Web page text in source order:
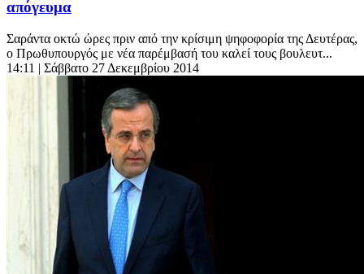
απόγευμα
Σαράντα οκτώ ώρες πριν από την κρίσιμη ψηφοφορία της Δευτέρας,
ο Πρωθυπουργός με νέα παρέμβασή του καλεί τους βουλευτ...
14:11 | Σάββατο 27 Δεκεμβρίου 2014